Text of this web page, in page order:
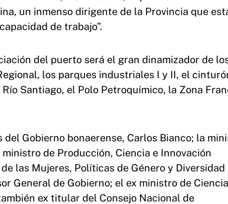
un inmenso dirigente de la Provincia que
de trabajo”.
del puerto será el gran dinamizador de
los parques industriales I y II, el
Santiago, el Polo Petroquímico, la Zona
Gobierno bonaerense, Carlos Bianco; la
de Producción, Ciencia e Innovación
las Mujeres, Políticas de Género y Diversidad
General de Gobierno; el ex ministro de
ex titular del Consejo Nacional de